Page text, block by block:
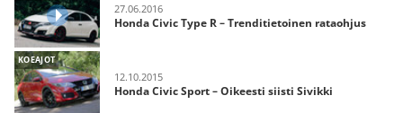
27.06.2016
Honda Civic Type R – Trenditietoinen rataohjus
KOEAJOT
12.10.2015
Honda Civic Sport – Oikeesti siisti Sivikki